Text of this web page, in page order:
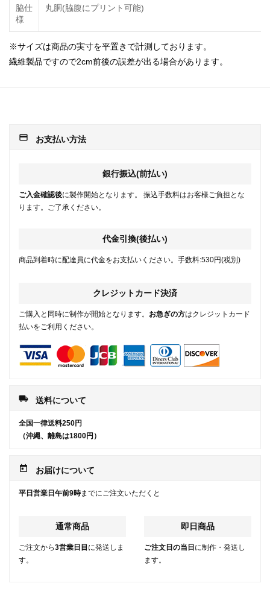
脇仕
様
丸胴(脇腹にプリント可能)
※サイズは商品の実寸を平置きで計測しております。
繊維製品ですので2cm前後の誤差が出る場合があります。
payment お支払い方法
銀行振込(前払い)
ご入金確認後に製作開始となります。 振込手数料はお客様ご負担とな
ります。ご了承ください。
代金引換(後払い)
商品到着時に配達員に代金をお支払いください。手数料:530円(税別)
クレジットカード決済
ご購入と同時に制作が開始となります。 お急ぎの方はクレジットカード
払いをご利用ください。
local_shipping 送料について
全国一律送料250円
（沖縄、離島は1800円）
today お届けについて
平日営業日午前9時までにご注文いただくと
通常商品
ご注文から3営業日目 に発送しま
す。
即日商品
ご注文日の当日 に制作・発送し
ます。